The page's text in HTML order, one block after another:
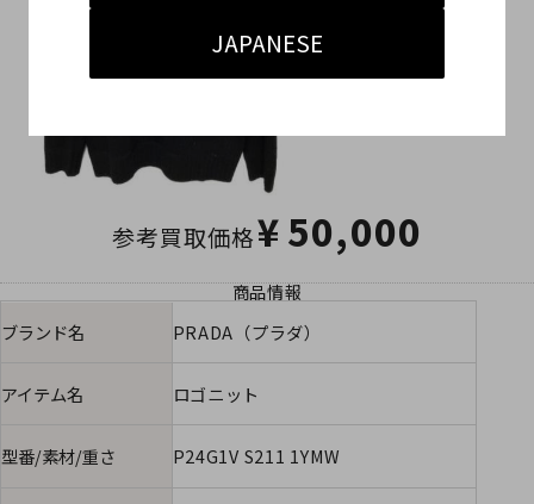
JAPANESE
参考買取価格¥50,000
商品情報
ブランド名
PRADA（プラダ）
アイテム名 ロゴニット
型番/素材/重さ P24G1V S211 1YMW